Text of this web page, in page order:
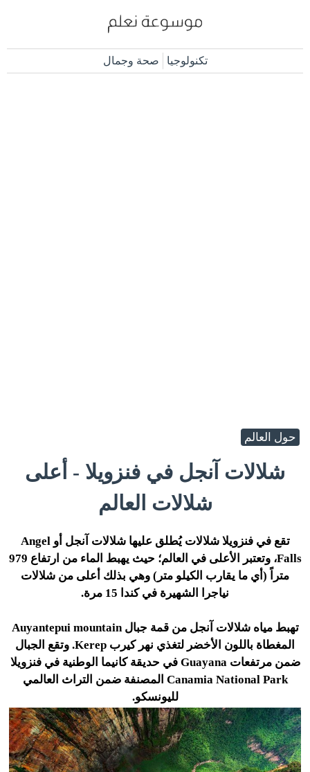
تكنولوجيا صحة وجمال
حول العالم
شلالات آنجل في فنزويلا - أعلى
شلالات العالم
تقع في فنزويلا شلالات يُطلق عليها شلالات آنجل أو Angel
Falls، وتعتبر الأعلى في العالم؛ حيث يهبط الماء من ارتفاع 979
متراً (أي ما يقارب الكيلو متر) وهي بذلك أعلى من شلالات
نياجرا الشهيرة في كندا 15 مرة.
تهبط مياه شلالات آنجل من قمة جبال Auyantepui mountain
المغطاة باللون الأخضر لتغذي نهر كيرب Kerep. وتقع الجبال
ضمن مرتفعات Guayana في حديقة كانيما الوطنية في فنزويلا
Canamia National Park المصنفة ضمن التراث العالمي
لليونسكو.